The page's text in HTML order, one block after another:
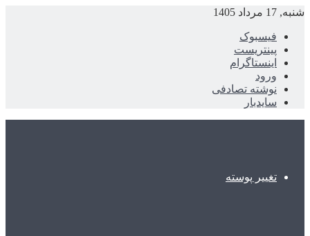
شنبه, 17 مرداد 1405
فیسبوک
پینتریست
اینستاگرام
ورود
نوشته تصادفی
سایدبار
تغییر پوسته